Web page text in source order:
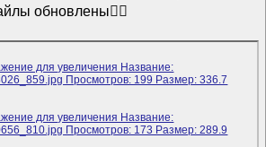
обновлены👌🏻